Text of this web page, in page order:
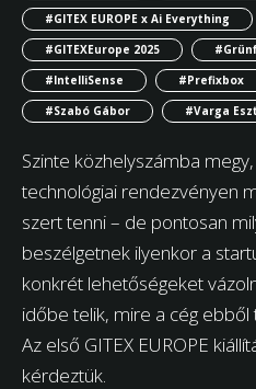
#GITEX EUROPE x Ai Everything
#GITEXEurope 2025
#IntelliSense
#Prefixbox
#Szabó Gábor
#Varga
Szinte közhelyszámba
technológiai rendezvényen
szert tenni – de pontosan
beszélgetnek ilyenkor a
konkrét lehetőségeket
időbe telik, mire a cég ebből
Az első GITEX EUROPE
kérdeztük.